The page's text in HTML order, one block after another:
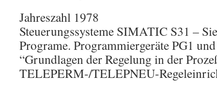
Jahreszahl 1978
Steuerungssysteme SIMATIC S31 –
Programe. Programmiergeräte PG1
“Grundlagen der Regelung in der
TELEPERM-/TELEPNEU-